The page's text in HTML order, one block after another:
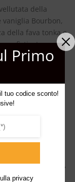
della
Bourbon,
della fava tonka e
sofisticata.
Ylang
Muschio Bianco,
Primo
tuo codice sconto!
privacy